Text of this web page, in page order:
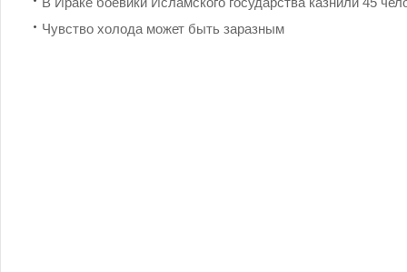
Чувство холода может быть заразным